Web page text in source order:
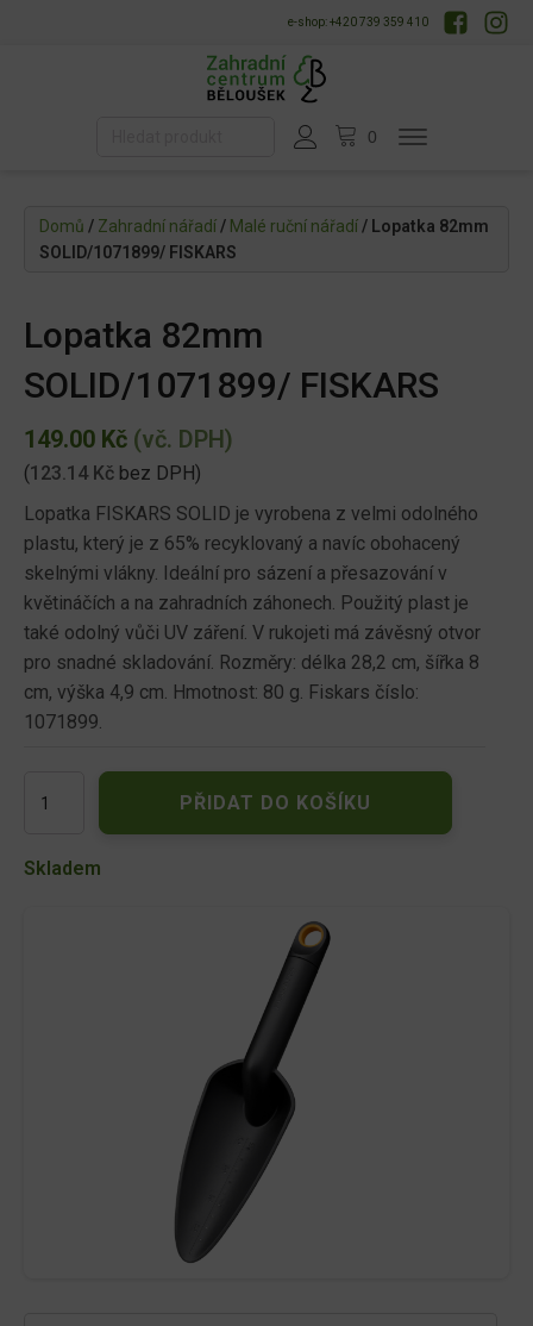
e-shop: +420 739 359 410
Domů / Zahradní nářadí/ Malé ruční nářadí/ Lopatka 82mm
SOLID/1071899/ FISKARS
Lopatka 82mm
SOLID/1071899/ FISKARS
149.00 Kč (vč. DPH)
(123.14 Kč bez DPH)
Lopatka FISKARS SOLID je vyrobena z velmi odolného
plastu, který je z 65% recyklovaný a navíc obohacený
skelnými vlákny. Ideální pro sázení a přesazování v
květináčích a na zahradních záhonech. Použitý plast je
také odolný vůči UV záření. V rukojeti má závěsný otvor
pro snadné skladování. Rozměry: délka 28,2 cm, šířka 8
cm, výška 4,9 cm. Hmotnost: 80 g. Fiskars číslo:
1071899.
82mm
SOLID/1071899/
FISKARS
PŘIDAT DO KOŠÍKU
Skladem